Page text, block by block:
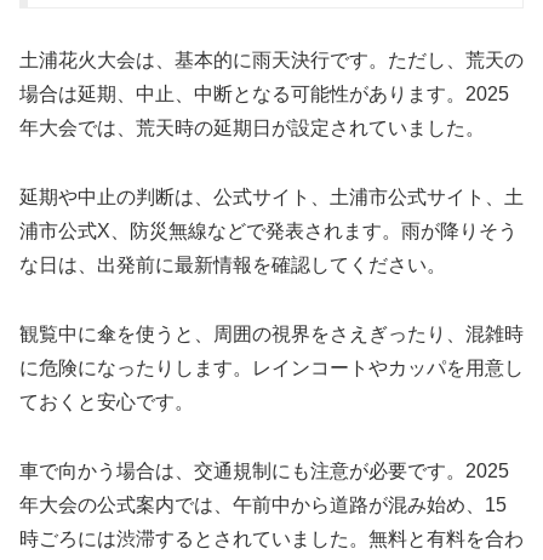
土浦花火大会は、基本的に雨天決行です。ただし、荒天の
場合は延期、中止、中断となる可能性があります。2025
年大会では、荒天時の延期日が設定されていました。
延期や中止の判断は、公式サイト、土浦市公式サイト、土
浦市公式X、防災無線などで発表されます。雨が降りそう
な日は、出発前に最新情報を確認してください。
観覧中に傘を使うと、周囲の視界をさえぎったり、混雑時
に危険になったりします。レインコートやカッパを用意し
ておくと安心です。
車で向かう場合は、交通規制にも注意が必要です。2025
年大会の公式案内では、午前中から道路が混み始め、15
時ごろには渋滞するとされていました。無料と有料を合わ